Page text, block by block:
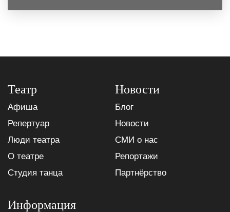
Театр
Афиша
Репертуар
Люди театра
О театре
Студия танца
Новости
Блог
Новости
СМИ о нас
Репортажи
Партнёрство
Информация